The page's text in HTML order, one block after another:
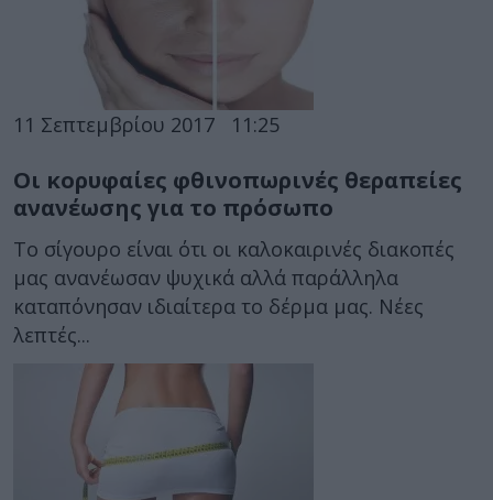
11 Σεπτεμβρίου 2017 11:25
Οι κορυφαίες φθινοπωρινές θεραπείες
ανανέωσης για το πρόσωπο
Το σίγουρο είναι ότι οι καλοκαιρινές διακοπές
μας ανανέωσαν ψυχικά αλλά παράλληλα
καταπόνησαν ιδιαίτερα το δέρμα μας. Νέες
λεπτές...